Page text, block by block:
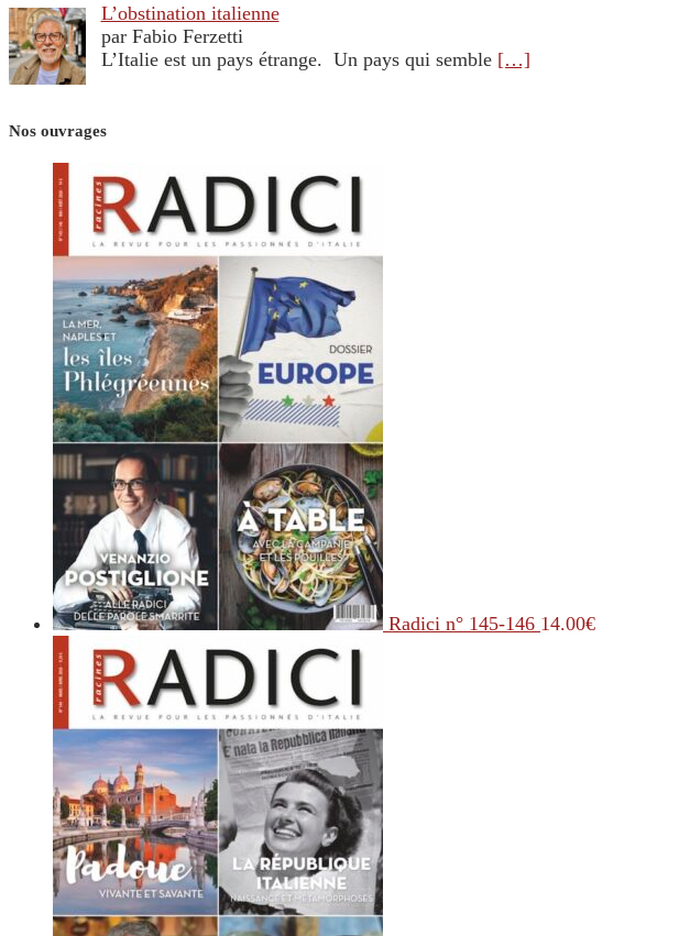
L’obstination italienne
par Fabio Ferzetti
L’Italie est un pays étrange. Un pays qui semble […]
Nos ouvrages
Radici n° 145-146 14.00€